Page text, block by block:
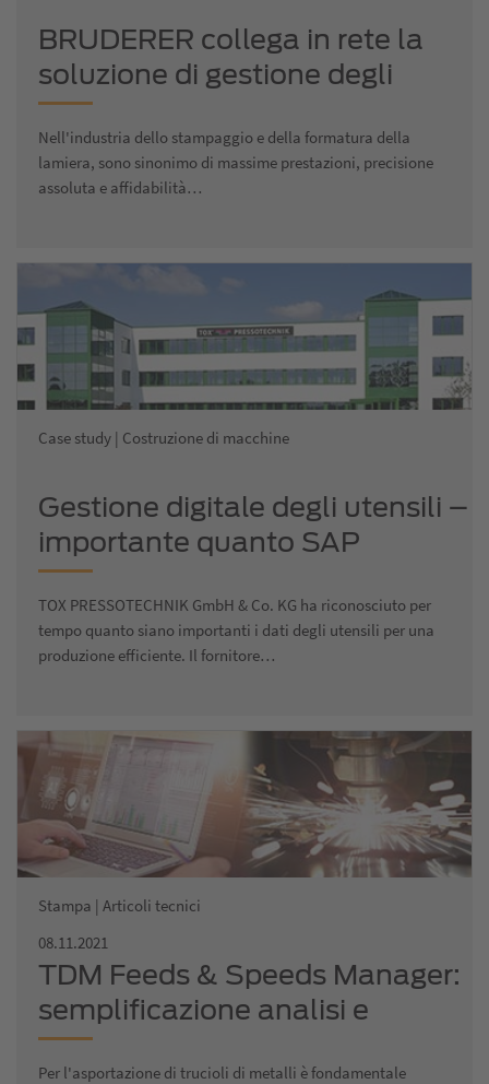
BRUDERER collega in rete la
soluzione di gestione degli
utensili con le macchine di
produzione
Nell'industria dello stampaggio e della formatura della
lamiera, sono sinonimo di massime prestazioni, precisione
assoluta e affidabilità…
Case study | Costruzione di macchine
Gestione digitale degli utensili –
importante quanto SAP
TOX PRESSOTECHNIK GmbH & Co. KG ha riconosciuto per
tempo quanto siano importanti i dati degli utensili per una
produzione efficiente. Il fornitore…
Stampa | Articoli tecnici
08.11.2021
TDM Feeds & Speeds Manager:
semplificazione analisi e
confronto dei valori di taglio
Per l'asportazione di trucioli di metalli è fondamentale